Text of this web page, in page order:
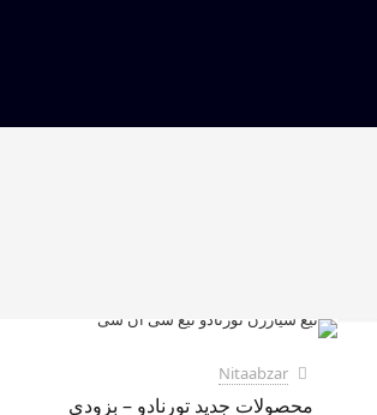
Nitaabzar
محصولات جدید تورنادو – بزودی